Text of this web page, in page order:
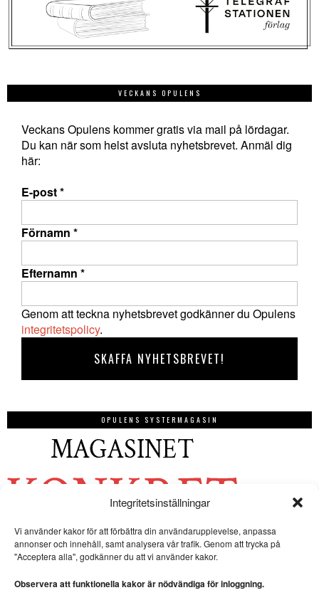
Integritetsinställningar
Vi använder kakor för att förbättra din användarupplevelse, anpassa
annonser och innehåll, samt analysera vår trafik. Genom att trycka på
"Acceptera alla", godkänner du att vi använder kakor.
Observera att funktionella kakor är nödvändiga för inloggning.
VECKANS OPULENS
Veckans Opulens kommer gratis via mail på lördagar.
Du kan när som helst avsluta nyhetsbrevet. Anmäl dig
här:
E-post*
Förnamn *
Efternamn *
Genom att teckna nyhetsbrevet godkänner du Opulens
integritetspolicy.
OPULENS SYSTERMAGASIN